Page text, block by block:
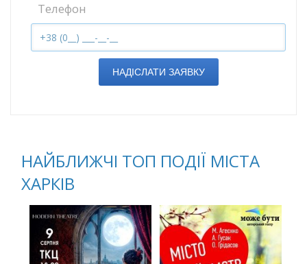
Телефон
НАДІСЛАТИ ЗАЯВКУ
НАЙБЛИЖЧІ ТОП ПОДІЇ МІСТА
ХАРКІВ